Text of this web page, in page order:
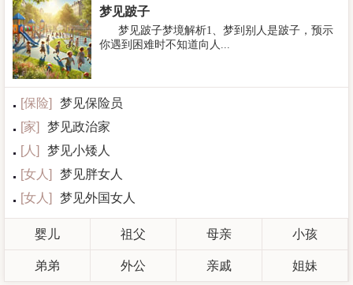
梦见跛子
梦见跛子梦境解析1、梦到别人是跛子，预示
你遇到困难时不知道向人...
[保险]
梦见保险员
[家]
梦见政治家
[人 ]
梦见小矮人
[女人 ]
梦见胖女人
[女人 ] 梦见外国女人
婴儿 祖父 母亲 小孩
弟弟 外公 亲戚 姐妹